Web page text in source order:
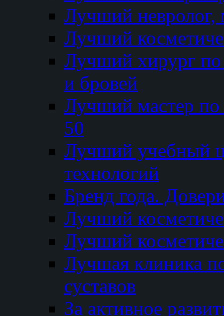
Лучший невролог,
Лучший
Лучший хирург по
и бровей
Лучший мастер
50
Лучший
технологий
Бренд года.
Лучший
Лучший
Лучшая клиника
суставов
За активное